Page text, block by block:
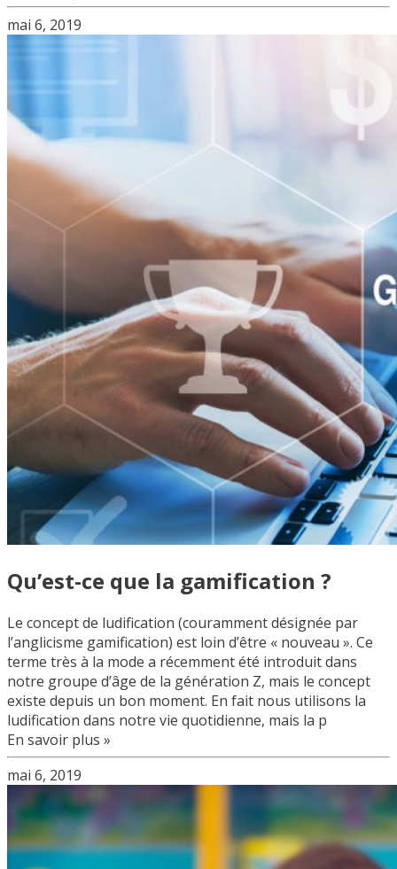
mai 6, 2019
Qu’est-ce que la gamification ?
Le concept de ludification (couramment désignée par
l’anglicisme gamification) est loin d’être « nouveau ». Ce
terme très à la mode a récemment été introduit dans
notre groupe d’âge de la génération Z, mais le concept
existe depuis un bon moment. En fait nous utilisons la
ludification dans notre vie quotidienne, mais la p
En savoir plus »
mai 6, 2019